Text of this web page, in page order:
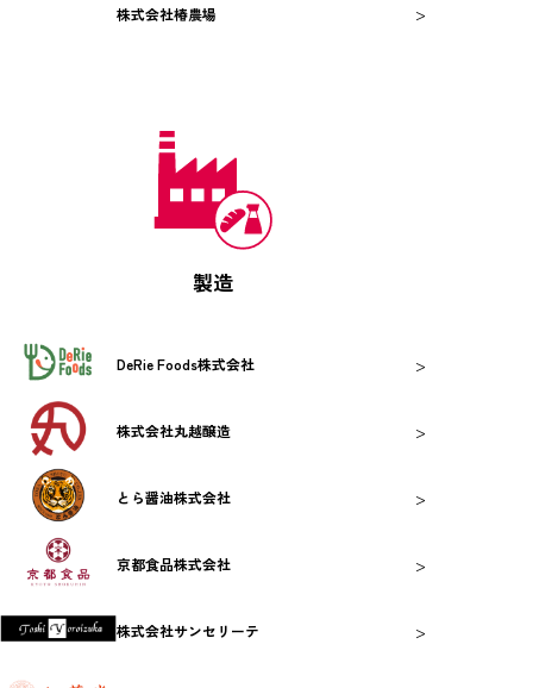
株式会社椿農場 >
製造
DeRie Foods株式会社 >
株式会社丸越醸造 >
とら醤油株式会社 >
京都食品株式会社 >
株式会社サンセリーテ >